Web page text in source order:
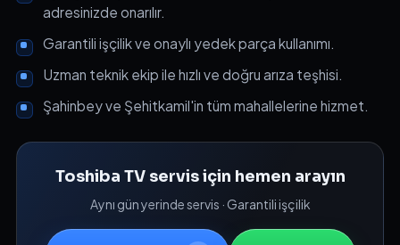
adresinizde onarılır.
Garantili işçilik ve onaylı yedek parça kullanımı.
Uzman teknik ekip ile hızlı ve doğru arıza teşhisi.
Şahinbey ve Şehitkamil'in tüm mahallelerine hizmet.
Toshiba TV servis için hemen arayın
Aynı gün yerinde servis · Garantili işçilik